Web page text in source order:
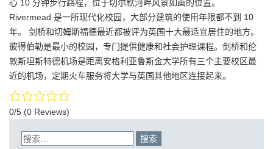
心 10 分钟步行路程，位于切尔默河畔风景如画的位置。
Rivermead 是一所现代化校园，大部分建筑的使用年限都不到 10
年。 剑桥和切姆斯福德最近都被评为英国十大最适宜居住的地方。
彼得伯勒是最小的校园，专门提供健康和社会护理课程。剑桥和伦
敦斯坦斯特德机场是距离安格利亚鲁斯金大学所有三个主要校区最
近的机场，定期火车服务将大学与英国其他地区连接起来。
0/5 (0 Reviews)